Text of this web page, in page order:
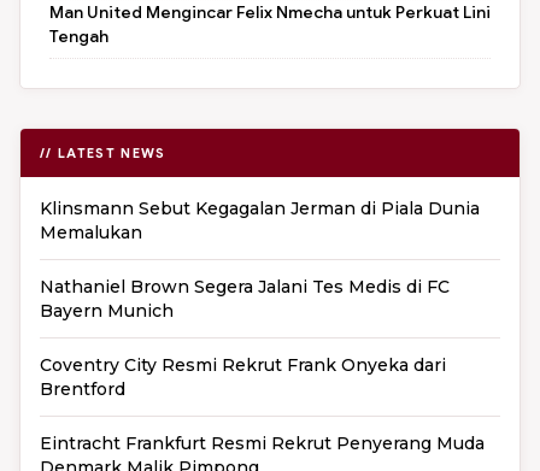
// LATEST NEWS
Klinsmann Sebut Kegagalan Jerman di Piala Dunia
Memalukan
Nathaniel Brown Segera Jalani Tes Medis di FC
Bayern Munich
Coventry City Resmi Rekrut Frank Onyeka dari
Brentford
Eintracht Frankfurt Resmi Rekrut Penyerang Muda
Man United Mengincar Felix Nmecha untuk Perkuat Lini
Tengah